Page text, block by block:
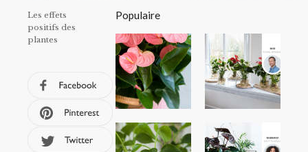
Les effets
positifs des
plantes
Populaire